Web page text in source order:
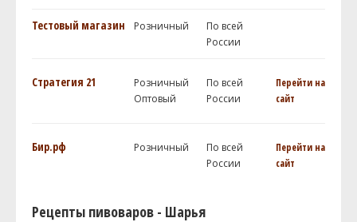
Тестовый магазин Розничный
По всей
России
Стратегия 21
Розничный
Оптовый
По всей
России
Перейти на
сайт
Бир.рф Розничный
По всей
России
Перейти на
сайт
Рецепты пивоваров - Шарья